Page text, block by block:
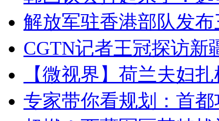
解放军驻香港部队发
CGTN记者王冠探访新
【微视界】荷兰夫妇
专家带你看规划：首